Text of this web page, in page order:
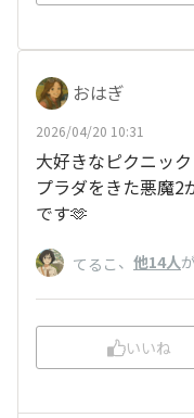
おはぎ
2026/04/20 10:31
大好きなピクニック
プラダをきた悪魔2
です🫶
てるこ 、 他14人
いいね